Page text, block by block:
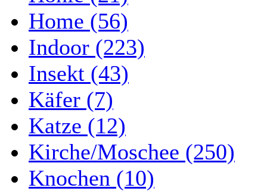
Home (56)
Indoor (223)
Insekt (43)
Käfer (7)
Katze (12)
Kirche/Moschee (250)
Knochen (10)